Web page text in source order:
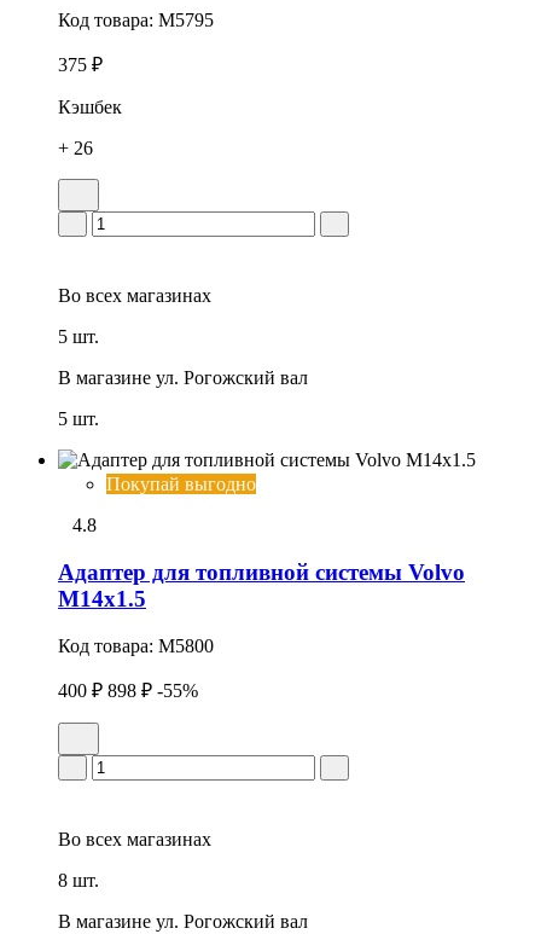
Код товара: M5795
375 ₽
Кэшбек
+ 26
Во всех магазинах
5 шт.
В магазине ул. Рогожский вал
5 шт.
Покупай выгодно
4.8
Адаптер для топливной системы Volvo
М14х1.5
Код товара: M5800
400 ₽ 898 ₽ -55%
Во всех магазинах
8 шт.
В магазине ул. Рогожский вал